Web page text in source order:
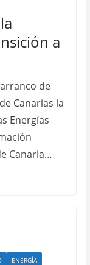
a
de
Canarias la
Energías
Canaria…
ENERGÍA